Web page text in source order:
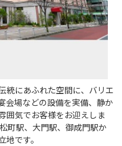
統にあふれた空間に、バリエ
会場などの設備を実備、静か
囲気でお客様をお迎えしま
町駅、大門駅、御成門駅か
です。